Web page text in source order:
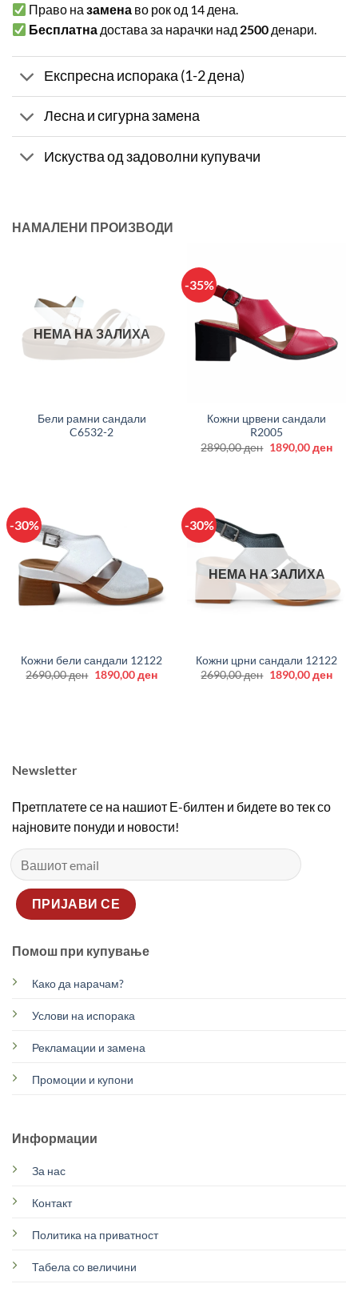
Право назамена во рок од 14 дена.
Бесплатна достава за нарачки над 2500 денари.
Експресна испорака (1-2 дена)
Лесна и сигурна замена
Искуства од задоволни купувачи
НАМАЛЕНИ ПРОИЗВОДИ
НЕМА НА ЗАЛИХА
Бели рамни сандали
C6532-2
-35%
Кожни црвени сандали
R2005
2890,00ден Original
1890,00ден
-30%
Кожни бели сандали 12122
2690,00ден Original
1890,00денCurrent
-30%
НЕМА НА ЗАЛИХА
Кожни црни сандали 12122
2690,00ден Original
1890,00ден
Newsletter
Претплатете се на нашиот Е-билтен и бидете во тек со
најновите понуди и новости!
Помош при купување
Како да нарачам?
Услови на испорака
Рекламации и замена
Промоции и купони
Информации
За нас
Контакт
Политика на приватност
Табела со величини